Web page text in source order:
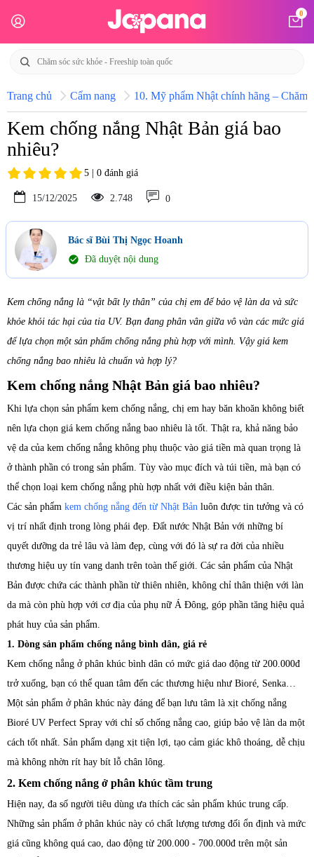
0
Trang chủ Cẩm nang 10. Mỹ phẩm Nhật chính hãng – Chăm
Kem chống nắng Nhật Bản giá bao
nhiêu?
5 | 0 đánh giá
15/12/2025 2.748 0
Bác sĩ Bùi Thị Ngọc Hoanh
check_circle Đã duyệt nội dung
Kem chống nắng là “vật bất ly thân” của chị em để bảo vệ làn da và sức
khỏe khỏi tác hại của tia UV. Bạn đang phân vân giữa vô vàn các mức giá
để lựa chọn một sản phẩm chống nắng phù hợp với mình. Vậy giá kem
chống nắng bao nhiêu là chuẩn và hợp lý?
Kem chống nắng Nhật Bản giá bao nhiêu?
Khi lựa chọn sản phẩm kem chống nắng, chị em hay băn khoăn không biết
nên lựa chọn giá kem chống nắng bao nhiêu là tốt. Thật ra, khả năng bảo
vệ da của kem chống nắng không phụ thuộc vào giá tiền mà quan trọng là
ở thành phần có trong sản phẩm. Tùy vào mục đích và túi tiền, mà bạn có
thể chọn loại kem chống nắng phù hợp nhất với điều kiện bản thân.
Các sản phẩm kem chống nắng đến từ Nhật Bản luôn được tin tưởng và có
vị trí nhất định trong lòng phái đẹp. Đất nước Nhật Bản với những bí
quyết dưỡng da trẻ lâu và làm đẹp, cùng với đó là sự ra đời của nhiều
thương hiệu uy tín vang danh trên toàn thế giới. Các sản phẩm của Nhật
Bản được chứa các thành phần từ thiên nhiên, không chỉ thân thiện với làn
da mà còn phù hợp với cơ địa của phụ nữ Á Đông, góp phần tăng hiệu quả
phát huy của sản phẩm.
1. Dòng sản phẩm chống nắng bình dân, giá rẻ
Kem chống nắng ở phân khúc bình dân có mức giá dao động từ 200.000đ
trở xuống, bạn có thể quan tâm đến các thương hiệu như Bioré, Senka…
Một sản phẩm ở phân khúc này đáng để bạn lưu tâm là xịt chống nắng
Bioré UV Perfect Spray với chỉ số chống nắng cao, giúp bảo vệ làn da một
cách tốt nhất. Sản phẩm dạng xịt tiện lợi, tạo cảm giác khô thoáng, dễ chịu
mà không nhờn rít hay bít lỗ chân lông.
2. Kem chống nắng ở phân khúc tầm trung
Hiện nay, đa số người tiêu dùng ưa thích các sản phẩm khúc trung cấp.
Những sản phẩm ở phân khúc này có chất lượng tương đối ổn định và mức
giá cũng không quá cao, dao động từ 200.000 - 700.000đ trên một sản